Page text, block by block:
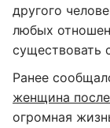
другого
любых
существовать
Ранее
женщина
огромная